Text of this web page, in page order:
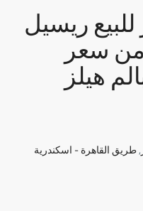
ريسيل
من سعر
هيلز
,طريق القاهرة - اسكندرية